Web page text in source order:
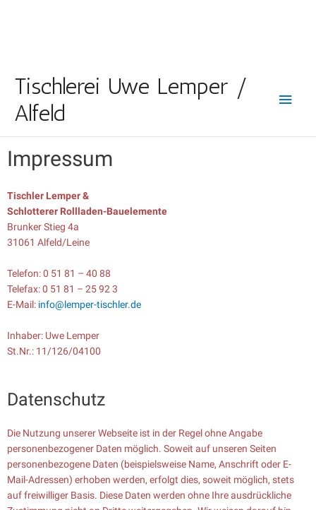
Tischlerei Uwe Lemper /
Alfeld
Impressum
Tischler Lemper &
Schlotterer Rollladen-Bauelemente
Brunker Stieg 4a
31061 Alfeld/Leine
Telefon: 0 51 81 – 40 88
Telefax: 0 51 81 – 25 92 3
E-Mail: info@lemper-tischler.de
Inhaber: Uwe Lemper
St.Nr.: 11/126/04100
Datenschutz
Die Nutzung unserer Webseite ist in der Regel ohne Angabe
personenbezogener Daten möglich. Soweit auf unseren Seiten
personenbezogene Daten (beispielsweise Name, Anschrift oder E-
Mail-Adressen) erhoben werden, erfolgt dies, soweit möglich, stets
auf freiwilliger Basis. Diese Daten werden ohne Ihre ausdrückliche